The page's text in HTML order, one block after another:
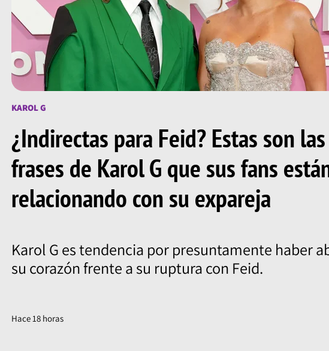
KAROL G
¿Indirectas para Feid? Estas son las
frases de Karol G que sus fans
relacionando con su expareja
Karol G es tendencia por presuntamente haber
su corazón frente a su ruptura con Feid.
Hace 18 horas